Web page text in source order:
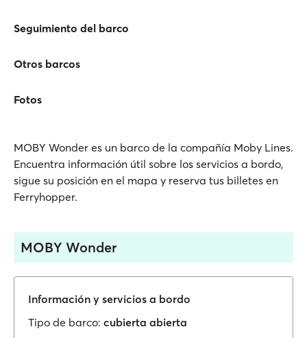
Seguimiento del barco
Otros barcos
Fotos
MOBY Wonder es un barco de la compañía Moby Lines.
Encuentra información útil sobre los servicios a bordo,
sigue su posición en el mapa y reserva tus billetes en
Ferryhopper.
MOBY Wonder
Información y servicios a bordo
Tipo de barco: cubierta abierta